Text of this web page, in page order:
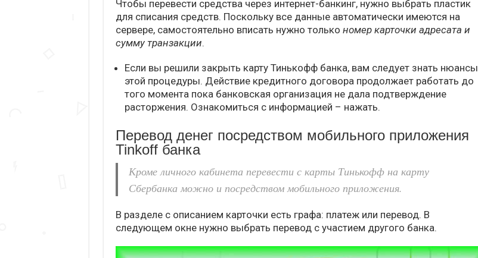
Чтобы перевести средства через интернет-банкинг, нужно выбрать пластик
для списания средств. Поскольку все данные автоматически имеются на
сервере, самостоятельно вписать нужно только номер карточки адресата и
сумму транзакции.
Если вы решили закрыть карту Тинькофф банка, вам следует знать нюансы
этой процедуры. Действие кредитного договора продолжает работать до
того момента пока банковская организация не дала подтверждение
расторжения. Ознакомиться с информацией – нажать.
Перевод денег посредством мобильного приложения
Tinkoff банка
Кроме личного кабинета перевести с карты Тинькофф на карту
Сбербанка можно и посредством мобильного приложения.
В разделе с описанием карточки есть графа: платеж или перевод. В
следующем окне нужно выбрать перевод с участием другого банка.